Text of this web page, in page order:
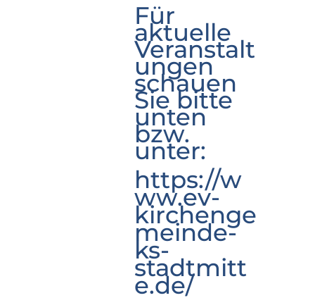
Für
aktuelle
Veranstalt
ungen
schauen
Sie bitte
unten
bzw.
unter:
https://w
ww.ev-
kirchenge
meinde-
ks-
stadtmitt
e.de/